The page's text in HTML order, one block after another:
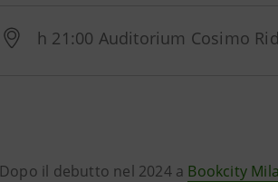
h 21:00 Auditorium Cosimo
Dopo il debutto nel 2024 a Bookcity